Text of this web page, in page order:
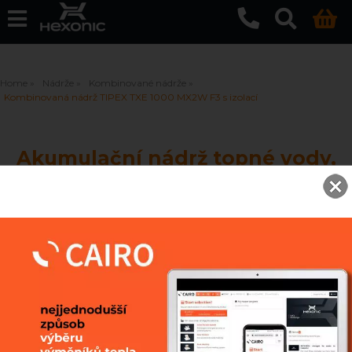
Home Nádrže
Kombinované nádrže
Kombinovaná nádrž TIPEX TXE 1000 MX2W F3 s izolací
Akumulační nádrž topné vody,
2 výměníky, s ohřívačem pitné
vody TIPEX TXE 1000 MX2W F3
s izolací
Vyrovnávací nádrž s ohřevem pitné vody v
nerezovém výměníku většího objemu, se dvěma
výměníky